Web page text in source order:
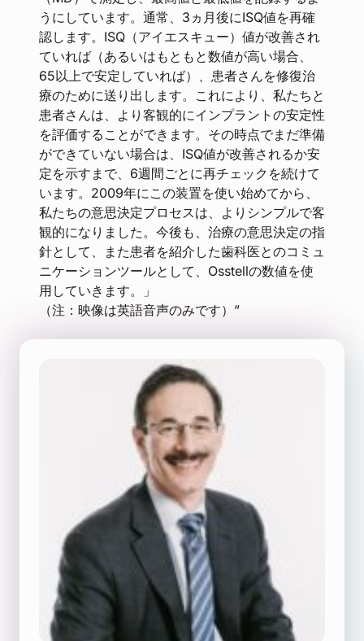
うにしています。通常、3ヵ月後にISQ値を再確
認します。ISQ（アイエスキュー）値が改善され
ていれば（あるいはもともと数値が高い場合、
65以上で安定していれば）、患者さんを修復治
療のために送り出します。これにより、私たちと
患者さんは、より客観的にインプラントの安定性
を評価することができます。その時点でまだ準備
ができていない場合は、ISQ値が改善されるか安
定を示すまで、6週間ごとに再チェックを続けて
います。2009年にこの装置を使い始めてから、
私たちの意思決定プロセスは、よりシンプルで客
観的になりました。今後も、治療の意思決定の指
針として、また患者を紹介した歯科医とのコミュ
ニケーションツールとして、Osstellの数値を使
用していきます。」
（注：映像は英語音声のみです）”